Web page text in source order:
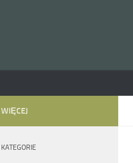
WIĘCEJ
KATEGORIE